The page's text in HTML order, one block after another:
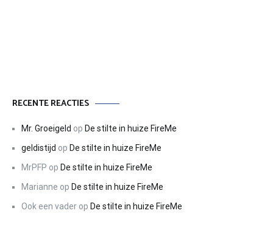
RECENTE REACTIES
Mr. Groeigeld op De stilte in huize FireMe
geldistijd op De stilte in huize FireMe
MrPFP op De stilte in huize FireMe
Marianne op De stilte in huize FireMe
Ook een vader op De stilte in huize FireMe